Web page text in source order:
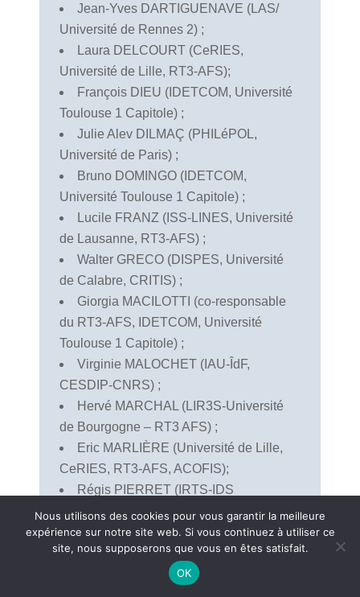
Jean-Yves DARTIGUENAVE (LAS/
Université de Rennes 2) ;
Laura DELCOURT (CeRIES,
Université de Lille, RT3-AFS);
François DIEU (IDETCOM, Université
Toulouse 1 Capitole) ;
Julie Alev DILMAÇ (PHILéPOL,
Université de Paris) ;
Bruno DOMINGO (IDETCOM,
Université Toulouse 1 Capitole) ;
Lucile FRANZ (ISS-LINES, Université
de Lausanne, RT3-AFS) ;
Walter GRECO (DISPES, Université
de Calabre, CRITIS) ;
Giorgia MACILOTTI (co-responsable
du RT3-AFS, IDETCOM, Université
Toulouse 1 Capitole) ;
Virginie MALOCHET (IAU-ÎdF,
CESDIP-CNRS) ;
Hervé MARCHAL (LIR3S-Université
de Bourgogne – RT3 AFS) ;
Eric MARLIÈRE (Université de Lille,
CeRIES, RT3-AFS, ACOFIS);
Régis PIERRET (IRTS-IDS
Normandie, RT3-AFS, ACOFIS, CRITIS) ;
Isabelle RAFFESTIN (RT3-AFS,
Université de Montréal);
François SENTIS (SocialLab – IRTS
Nous utilisons des cookies pour vous garantir la meilleure
expérience sur notre site web. Si vous continuez à utiliser ce
site, nous supposerons que vous en êtes satisfait.
OK